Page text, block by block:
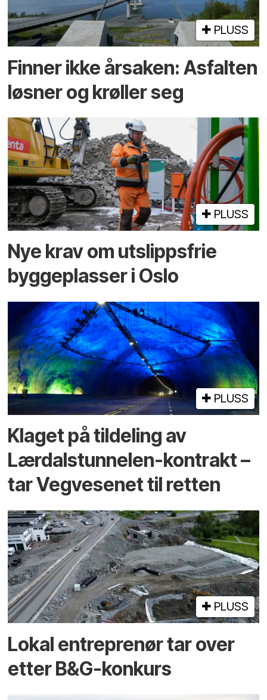
PLUSS
Finner ikke årsaken: Asfalten
løsner og krøller seg
PLUSS
Nye krav om utslippsfrie
byggeplasser i Oslo
PLUSS
Klaget på tildeling av
Lærdalstunnelen-kontrakt –
tar Vegvesenet til retten
PLUSS
Lokal entreprenør tar over
etter B&G-konkurs